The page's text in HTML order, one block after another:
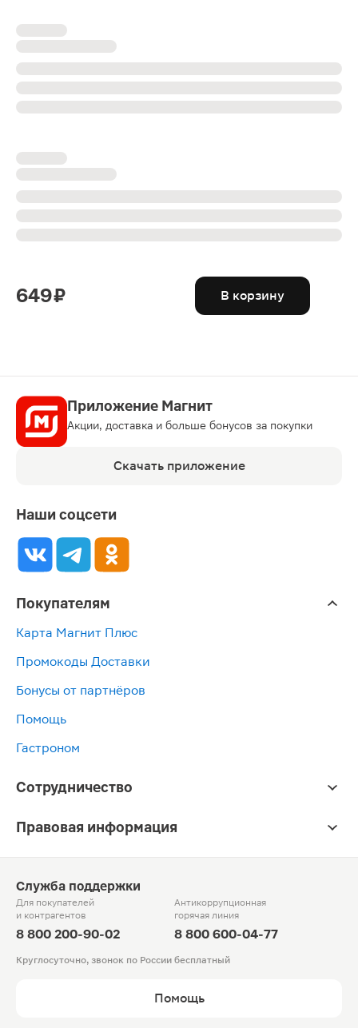
649 ₽ В корзину
Приложение Магнит
Акции, доставка и больше бонусов за покупки
Скачать приложение
Наши соцсети
Покупателям
Карта Магнит Плюс
Промокоды Доставки
Бонусы от партнёров
Помощь
Гастроном
Сотрудничество
Правовая информация
Служба поддержки
Для покупателей
и контрагентов
8 800 200-90-02
Антикоррупционная
горячая линия
8 800 600-04-77
Круглосуточно, звонок по России бесплатный
Помощь